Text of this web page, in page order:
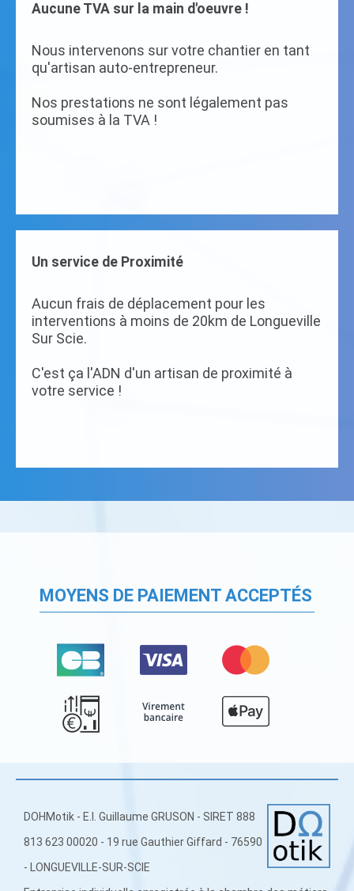
Aucune TVA sur la main d'oeuvre !
Nous intervenons sur votre chantier en tant
qu'artisan auto-entrepreneur.
Nos prestations ne sont légalement pas
soumises à la TVA !
Un service de Proximité
Aucun frais de déplacement pour les
interventions à moins de 20km de Longueville
Sur Scie.
C'est ça l'ADN d'un artisan de proximité à
votre service !
MOYENS DE PAIEMENT ACCEPTÉS
DOHMotik - E.I. Guillaume GRUSON - SIRET 888
813 623 00020 - 19 rue Gauthier Giffard - 76590
- LONGUEVILLE-SUR-SCIE